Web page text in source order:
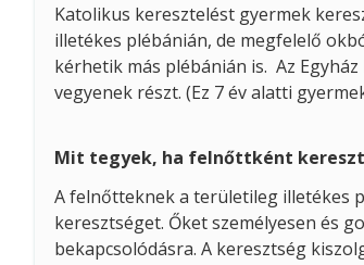
Katolikus keresztelést gyermek
illetékes plébánián, de megfelelő
kérhetik más plébánián is. Az
vegyenek részt. (Ez 7 év alatti
Mit tegyek, ha felnőttként
A felnőtteknek a területileg illetékes
keresztséget. Őket személyesen és
bekapcsolódásra. A keresztség